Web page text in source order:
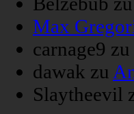
Max
carnage9 zu
dawak zu
Slaytheevil